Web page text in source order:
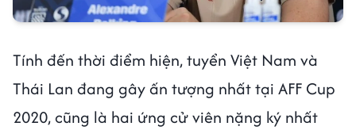
Tính đến thời điểm hiện, tuyển Việt Nam và
Thái Lan đang gây ấn tượng nhất tại AFF Cup
2020, cũng là hai ứng cử viên nặng ký nhất